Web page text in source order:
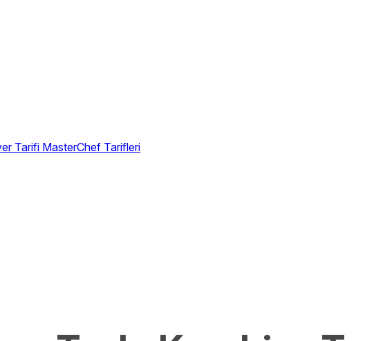
Tarifi MasterChef Tarifleri